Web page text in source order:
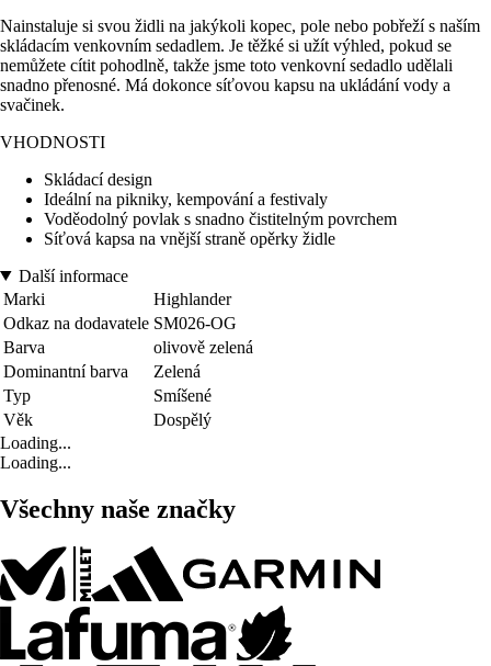
Nainstaluje si svou židli na jakýkoli kopec, pole nebo pobřeží s naším
skládacím venkovním sedadlem. Je těžké si užít výhled, pokud se
nemůžete cítit pohodlně, takže jsme toto venkovní sedadlo udělali
snadno přenosné. Má dokonce síťovou kapsu na ukládání vody a
svačinek.
VHODNOSTI
Skládací design
Ideální na pikniky, kempování a festivaly
Voděodolný povlak s snadno čistitelným povrchem
Síťová kapsa na vnější straně opěrky židle
Další informace
Marki
Highlander
Odkaz na dodavatele SM026-OG
Barva
olivově zelená
Dominantní barva
Zelená
Typ
Smíšené
Věk
Dospělý
Loading...
Loading...
Všechny naše značky